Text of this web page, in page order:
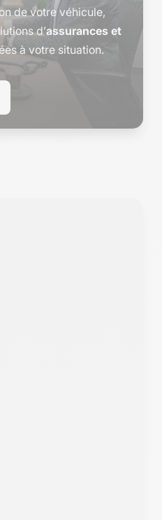
de votre véhicule,
d’assurances et
à votre situation.